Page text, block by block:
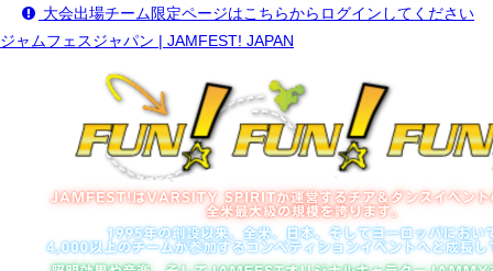
大会出場チーム限定ページはこちらからログインしてください
ジャムフェスジャパン | JAMFEST! JAPAN